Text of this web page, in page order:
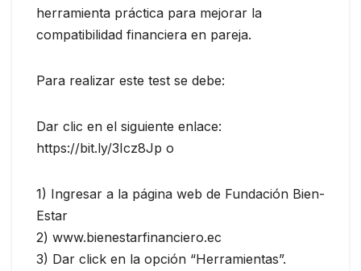
herramienta práctica para mejorar la
compatibilidad financiera en pareja.
Para realizar este test se debe:
Dar clic en el siguiente enlace:
https://bit.ly/3Icz8Jp o
1) Ingresar a la página web de Fundación Bien-
Estar
2) www.bienestarfinanciero.ec
3) Dar click en la opción “Herramientas”.